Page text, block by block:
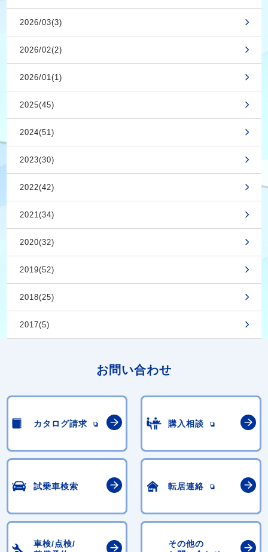
2026/03(3)
2026/02(2)
2026/01(1)
2025(45)
2024(51)
2023(30)
2022(42)
2021(34)
2020(32)
2019(52)
2018(25)
2017(5)
お問い合わせ
カタログ請求 購入相談
試乗車検索 転居連絡
車検/点検/
その他の